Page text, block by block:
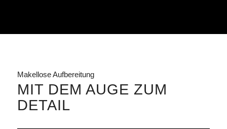
Makellose Aufbereitung
MIT DEM AUGE ZUM
DETAIL